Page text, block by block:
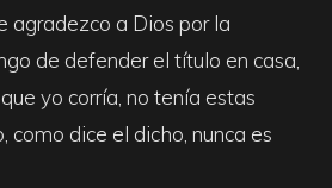
agradezco a Dios por la
de defender el título en casa,
yo corría, no tenía estas
como dice el dicho, nunca es